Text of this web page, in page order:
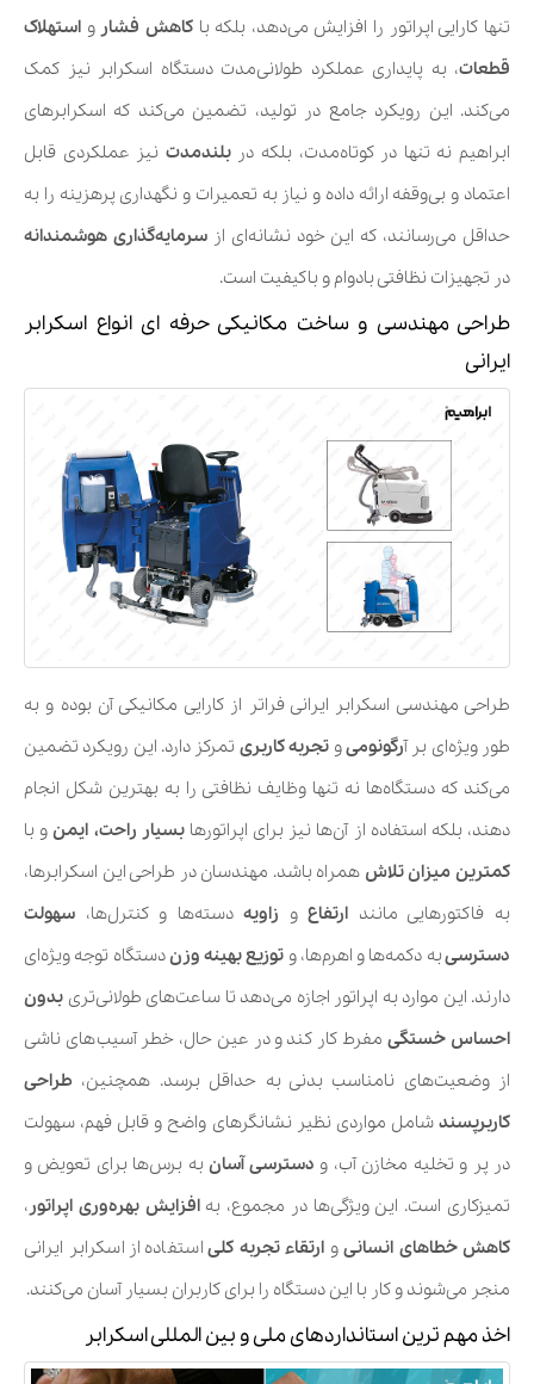
تنها کارایی اپراتور را افزایش می‌دهد، بلکه باکاهش فشار و استهلاک
قطعات، به پایداری عملکرد طولانی‌مدت دستگاه اسکرابر نیز کمک
می‌کند. این رویکرد جامع در تولید، تضمین می‌کند که اسکرابرهای
ابراهیم نه تنها در کوتاه‌مدت، بلکه دربلندمدت نیز عملکردی قابل
اعتماد و بی‌وقفه ارائه داده و نیاز به تعمیرات و نگهداری پرهزینه را به
حداقل می‌رسانند، که این خود نشانه‌ای ازسرمایه‌گذاری هوشمندانه
در تجهیزات نظافتی بادوام و باکیفیت است.
طراحی مهندسی و ساخت مکانیکی حرفه ای انواع اسکرابر
ایرانی
طراحی مهندسی اسکرابر ایرانی فراتر از کارایی مکانیکی آن بوده و به
طور ویژه‌ای بر آرگونومیو تجربه کاربری تمرکز دارد. این رویکرد تضمین
می‌کند که دستگاه‌ها نه تنها وظایف نظافتی را به بهترین شکل انجام
دهند، بلکه استفاده از آن‌ها نیز برای اپراتورهابسیار راحت، ایمن و با
کمترین میزان تلاش همراه باشد. مهندسان در طراحی این اسکرابرها،
به فاکتورهایی مانند ارتفاعو زاویهدسته‌ها و کنترل‌ها، سهولت
دسترسیبه دکمه‌ها و اهرم‌ها، و توزیع بهینه وزندستگاه توجه ویژه‌ای
دارند. این موارد به اپراتور اجازه می‌دهد تا ساعت‌های طولانی‌تری بدون
احساس خستگیمفرط کار کند و در عین حال، خطر آسیب‌های ناشی
از وضعیت‌های نامناسب بدنی به حداقل برسد. همچنین، طراحی
کاربرپسند شامل مواردی نظیر نشانگرهای واضح و قابل فهم، سهولت
در پر و تخلیه مخازن آب، و دسترسی آسانبه برس‌ها برای تعویض و
تمیزکاری است. این ویژگی‌ها در مجموع، به افزایش بهره‌وری اپراتور،
کاهش خطاهای انسانی و ارتقاء تجربه کلی استفاده از اسکرابر ایرانی
منجر می‌شوند و کار با این دستگاه را برای کاربران بسیار آسان می‌کنند.
اخذ مهم ترین استانداردهای ملی و بین المللی اسکرابر